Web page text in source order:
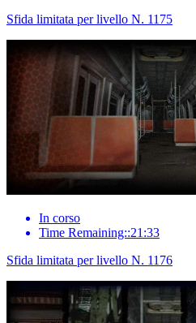
Sfida limitata per livello N. 1175
In corso
Time Remaining::21:33
Sfida limitata per livello N. 1176